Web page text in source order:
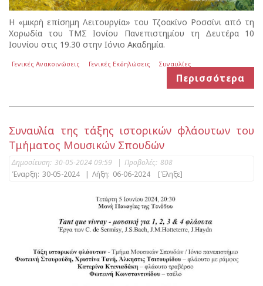
Η «μικρή επίσημη Λειτουργία» του Τζοακίνο Ροσσίνι από τη
Χορωδία του ΤΜΣ Ιονίου Πανεπιστημίου τη Δευτέρα 10
Ιουνίου στις 19.30 στην Ιόνιο Ακαδημία.
Γενικές Ανακοινώσεις Γενικές Εκδηλώσεις Συναυλίες
Περισσότερα
Συναυλία της τάξης ιστορικών φλάουτων του
Τμήματος Μουσικών Σπουδών
Δημοσίευση: 30-05-2024 09:59 | Προβολές: 808
Έναρξη: 30-05-2024 | Λήξη: 06-06-2024 [Έληξε]